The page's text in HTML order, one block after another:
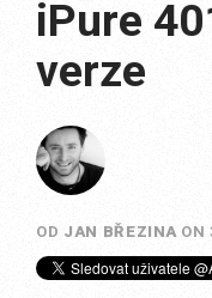
iPure
verze
OD JAN BŘEZINA ON